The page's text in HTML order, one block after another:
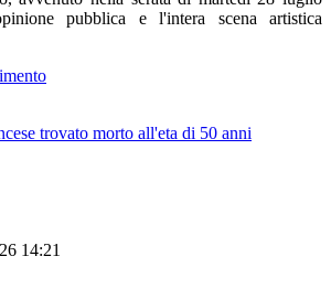
pubblica e l'intera scena artistica
trovato morto all'eta di 50 anni
14:21